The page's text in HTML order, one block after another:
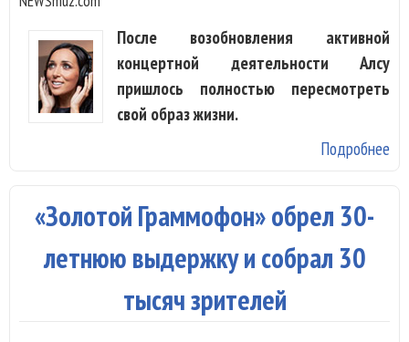
После возобновления активной
концертной деятельности Алсу
пришлось полностью пересмотреть
свой образ жизни.
Подробнее
«Золотой Граммофон» обрел 30-
летнюю выдержку и собрал 30
тысяч зрителей